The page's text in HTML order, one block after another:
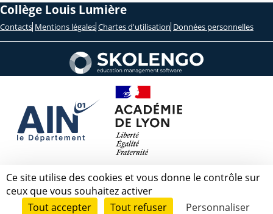
Collège Louis Lumière
Contacts Mentions légales Chartes d'utilisation Données personnelles
Ce site utilise des cookies et vous donne le contrôle sur
ceux que vous souhaitez activer
Tout accepter
Tout refuser Personnaliser